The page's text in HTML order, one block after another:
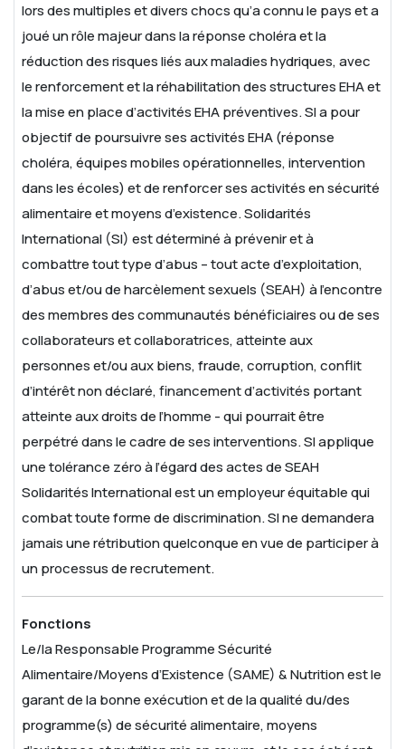
lors des multiples et divers chocs qu’a connu le pays et a
joué un rôle majeur dans la réponse choléra et la
réduction des risques liés aux maladies hydriques, avec
le renforcement et la réhabilitation des structures EHA et
la mise en place d’activités EHA préventives. SI a pour
objectif de poursuivre ses activités EHA (réponse
choléra, équipes mobiles opérationnelles, intervention
dans les écoles) et de renforcer ses activités en sécurité
alimentaire et moyens d’existence.Solidarités
International (SI) est déterminé à prévenir et à
combattre tout type d’abus – tout acte d’exploitation,
d’abus et/ou de harcèlement sexuels (SEAH) à l’encontre
des membres des communautés bénéficiaires ou de ses
collaborateurs et collaboratrices, atteinte aux
personnes et/ou aux biens, fraude, corruption, conflit
d’intérêt non déclaré, financement d’activités portant
atteinte aux droits de l’homme - qui pourrait être
perpétré dans le cadre de ses interventions. SI applique
une tolérance zéro à l’égard des actes de SEAH
Solidarités International est un employeur équitable qui
combat toute forme de discrimination. SI ne demandera
jamais une rétribution quelconque en vue de participer à
un processus de recrutement.
Fonctions
Le/la Responsable Programme Sécurité
Alimentaire/Moyens d’Existence (SAME) & Nutrition est le
garant de la bonne exécution et de la qualité du/des
programme(s) de sécurité alimentaire, moyens